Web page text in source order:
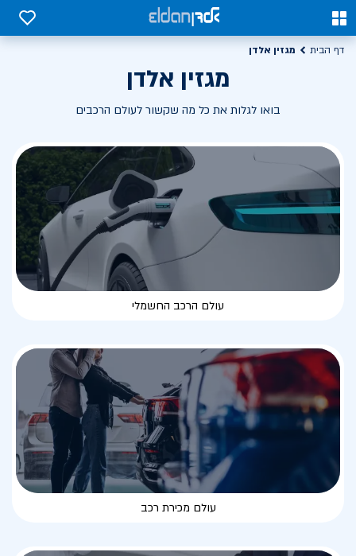
0
0
דף הבית מגזין אלדן
מגזין אלדן
בואו לגלות את כל מה שקשור לעולם הרכבים
עולם הרכב החשמלי
עולם מכירת רכב